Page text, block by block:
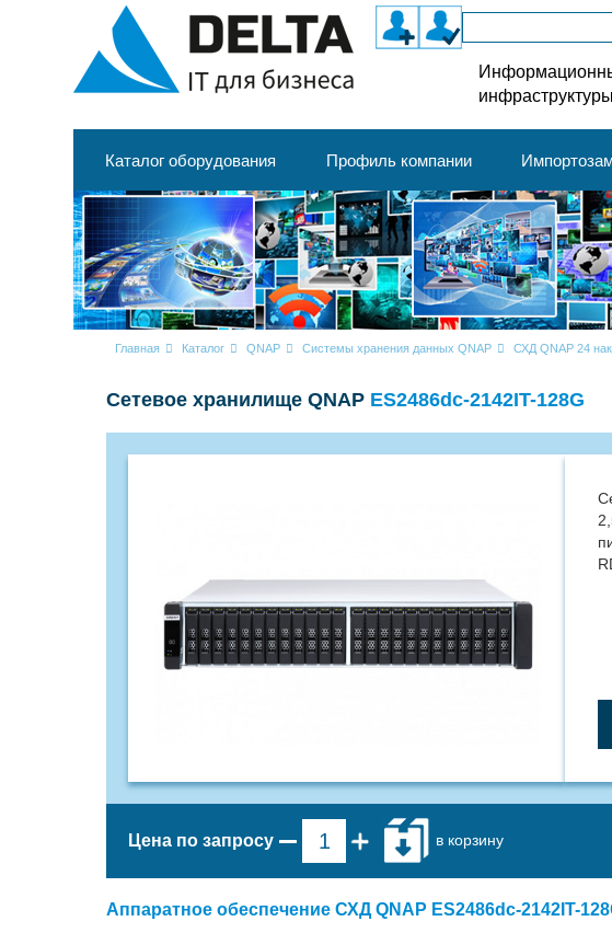
инфраструктуры
Каталог оборудования Профиль компании
Главная Каталог QNAP Системы хранения данных QNAP СХД QNAP 24
Cетевое хранилище QNAP ES2486dc-2142IT-128G
Цена по запросу в корзину
Аппаратное обеспечение СХД QNAP ES2486dc-2142IT-